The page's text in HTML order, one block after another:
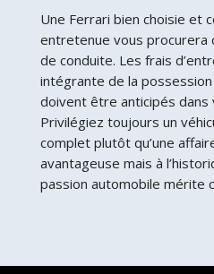
Une Ferrari bien choisie et
entretenue vous procurera
de conduite. Les frais
intégrante de la
doivent être anticipés
Privilégiez toujours un
complet plutôt qu’une
avantageuse mais à
passion automobile mérite